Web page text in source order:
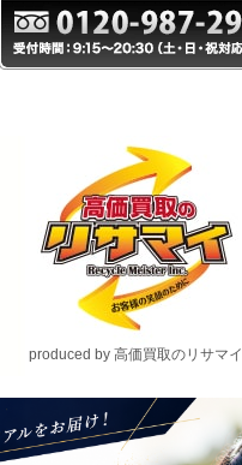
produced by 高価買取のリサマイ